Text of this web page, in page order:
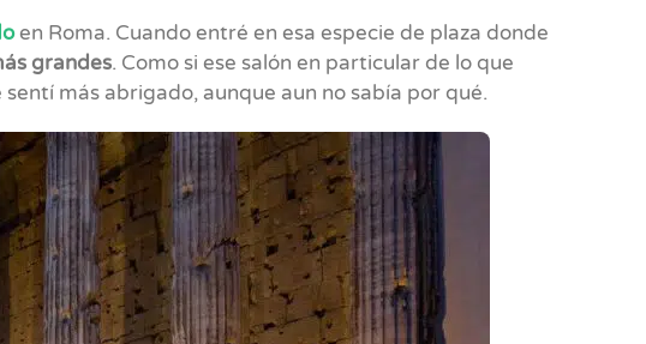
en Roma. Cuando entré en esa especie de plaza donde
grandes. Como si ese salón en particular de lo que
más abrigado, aunque aun no sabía por qué.